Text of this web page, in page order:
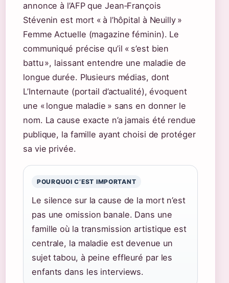
annonce à l’AFP que Jean‑François
Stévenin est mort « à l’hôpital à Neuilly »
Femme Actuelle (magazine féminin). Le
communiqué précise qu’il « s’est bien
battu », laissant entendre une maladie de
longue durée. Plusieurs médias, dont
L’Internaute (portail d’actualité), évoquent
une « longue maladie » sans en donner le
nom. La cause exacte n’a jamais été rendue
publique, la famille ayant choisi de protéger
sa vie privée.
POURQUOI C’EST IMPORTANT
Le silence sur la cause de la mort n’est
pas une omission banale. Dans une
famille où la transmission artistique est
centrale, la maladie est devenue un
sujet tabou, à peine effleuré par les
enfants dans les interviews.